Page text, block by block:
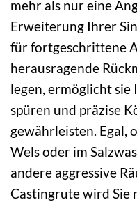
mehr als nur eine
Erweiterung Ihrer
für fortgeschrittene
herausragende
legen, ermöglicht sie
spüren und präzise
gewährleisten. Egal,
Wels oder im
andere aggressive
Castingrute wird Sie